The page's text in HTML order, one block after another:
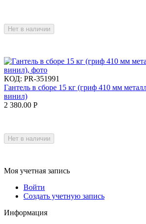
Нет в наличии
КОД: PR-351991
Гантель в сборе 15 кг (гриф 410 мм
винил)
2 380.00 Р
Нет в наличии
Моя учетная запись
Войти
Создать учетную запись
Информация